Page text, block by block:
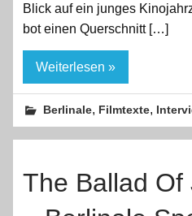
Blick auf ein junges
bot einen Querschnitt […]
Weiterlesen »
Berlinale, Filmtexte,
The Ballad Of